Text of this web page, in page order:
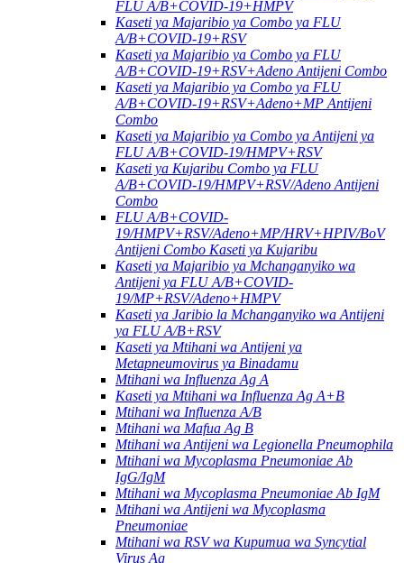
FLU A/B+COVID-19+HMPV
Kaseti ya Majaribio ya Combo ya FLU
A/B+COVID-19+RSV
Kaseti ya Majaribio ya Combo ya FLU
A/B+COVID-19+RSV+Adeno Antijeni Combo
Kaseti ya Majaribio ya Combo ya FLU
A/B+COVID-19+RSV+Adeno+MP Antijeni
Combo
Kaseti ya Majaribio ya Combo ya Antijeni ya
FLU A/B+COVID-19/HMPV+RSV
Kaseti ya Kujaribu Combo ya FLU
A/B+COVID-19/HMPV+RSV/Adeno Antijeni
Combo
FLU A/B+COVID-
19/HMPV+RSV/Adeno+MP/HRV+HPIV/BoV
Antijeni Combo Kaseti ya Kujaribu
Kaseti ya Majaribio ya Mchanganyiko wa
Antijeni ya FLU A/B+COVID-
19/MP+RSV/Adeno+HMPV
Kaseti ya Jaribio la Mchanganyiko wa Antijeni
ya FLU A/B+RSV
Kaseti ya Mtihani wa Antijeni ya
Metapneumovirus ya Binadamu
Mtihani wa Influenza Ag A
Kaseti ya Mtihani wa Influenza Ag A+B
Mtihani wa Influenza A/B
Mtihani wa Mafua Ag B
Mtihani wa Antijeni wa Legionella Pneumophila
Mtihani wa Mycoplasma Pneumoniae Ab
IgG/IgM
Mtihani wa Mycoplasma Pneumoniae Ab IgM
Mtihani wa Antijeni wa Mycoplasma
Pneumoniae
Mtihani wa RSV wa Kupumua wa Syncytial
Virus Ag